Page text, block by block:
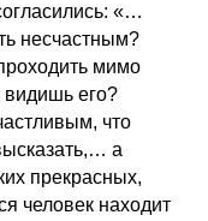
«…
несчастным?
мимо
видишь его?
что
а
прекрасных,
человек находит